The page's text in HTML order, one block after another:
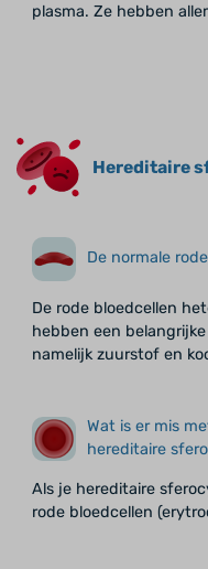
plasma. Ze hebben
Hereditaire
De normale
De rode bloedcellen
hebben een
namelijk zuurstof en
Wat is er mis
hereditaire
Als je hereditaire
rode bloedcellen